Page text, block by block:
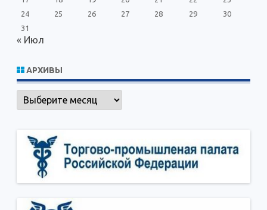
24
25 26 27 28 29
30
31
« Июл
АРХИВЫ
Архивы